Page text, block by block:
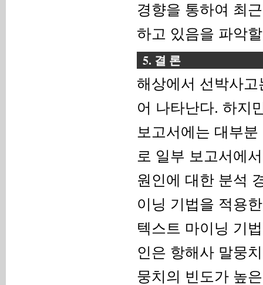
경향을 통하여 최
하고 있음을 파악
5. 결 론
해상에서 선박사
어 나타난다. 하지
보고서에는 대부
로 일부 보고서에
원인에 대한 분석
이닝 기법을 적용
텍스트 마이닝 기
인은 항해사 말뭉
뭉치의 빈도가 높